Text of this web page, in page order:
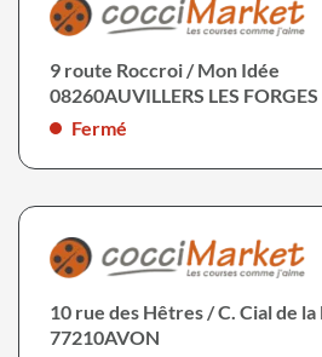
9 route Roccroi / Mon Idée
08260AUVILLERS LES FORGES
Fermé
10 rue des Hêtres / C. Cial de
77210AVON